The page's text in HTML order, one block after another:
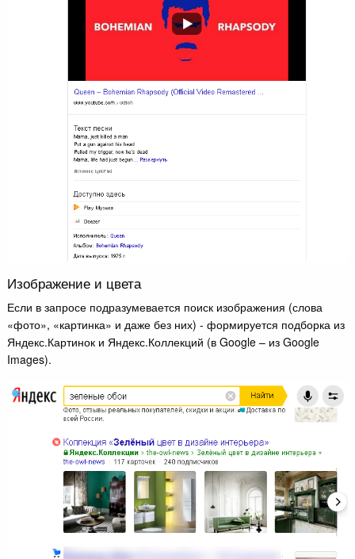
Изображение и цвета
Если в запросе подразумевается поиск изображения (слова
«фото», «картинка» и даже без них) - формируется подборка из
Яндекс.Картинок и Яндекс.Коллекций (в Google – из Google
Images).